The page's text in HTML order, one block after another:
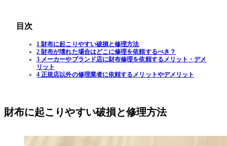
目次
1 財布に起こりやすい破損と修理方法
2 財布が壊れた場合はどこに修理を依頼するべき？
3 メーカーやブランド店に財布修理を依頼するメリット・デメ
リット
4 正規店以外の修理業者に依頼するメリットやデメリット
財布に起こりやすい破損と修理方法